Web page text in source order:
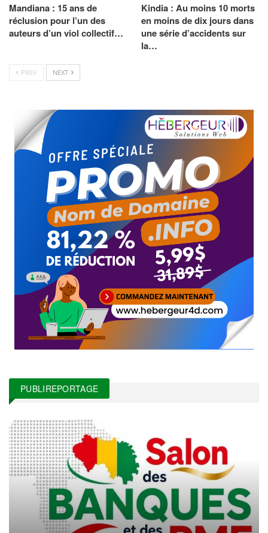
Mandiana : 15 ans de
réclusion pour l’un des
auteurs d’un viol collectif…
Kindia : Au moins 10 morts
en moins de dix jours dans
une série d’accidents sur
la…
PREV NEXT
PUBLIREPORTAGE